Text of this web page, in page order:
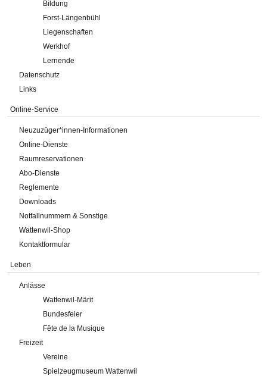
Bildung
Forst-Längenbühl
Liegenschaften
Werkhof
Lernende
Datenschutz
Links
Online-Service
Neuzuzüger*innen-Informationen
Online-Dienste
Raumreservationen
Abo-Dienste
Reglemente
Downloads
Notfallnummern & Sonstige
Wattenwil-Shop
Kontaktformular
Leben
Anlässe
Wattenwil-Märit
Bundesfeier
Fête de la Musique
Freizeit
Vereine
Spielzeugmuseum Wattenwil